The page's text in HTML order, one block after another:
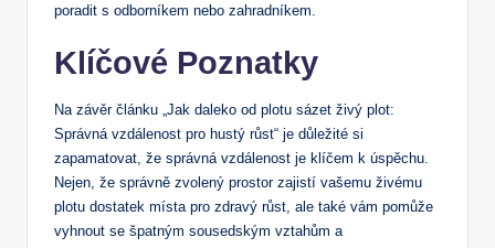
poradit s odborníkem nebo zahradníkem.
Klíčové Poznatky
Na závěr článku „Jak daleko od plotu sázet živý plot:
Správná vzdálenost pro hustý růst“ je důležité si
zapamatovat, že správná vzdálenost je klíčem k úspěchu.
Nejen, že správně zvolený prostor zajistí vašemu živému
plotu dostatek místa pro zdravý růst, ale také vám pomůže
vyhnout se špatným sousedským vztahům a